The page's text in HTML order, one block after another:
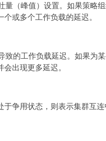
（峰值）设置。如果策略
或多个工作负载的延迟。
的工作负载延迟。如果为
出现更多延迟。
争用状态，则表示集群互